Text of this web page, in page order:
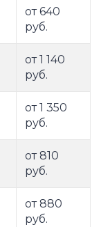
от 640
руб.
от 1 140
руб.
от 1 350
руб.
от 810
руб.
от 880
руб.